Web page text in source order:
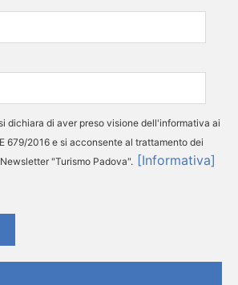
dichiara di aver preso visione dell'informativa ai
679/2016 e si acconsente al trattamento dei
"Turismo Padova". [Informativa]